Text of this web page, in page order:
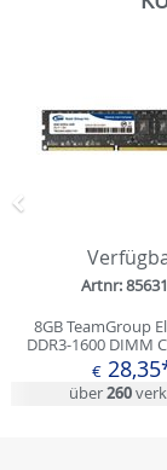
Artnr:
8GB TeamGroup
DDR3-1600 DIMM
€
über260
Zurück